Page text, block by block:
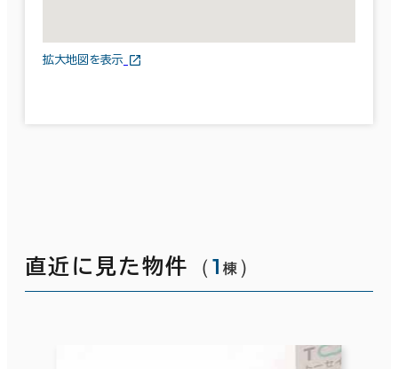
拡大地図を表示
直近に見た物件 （1 棟 ）